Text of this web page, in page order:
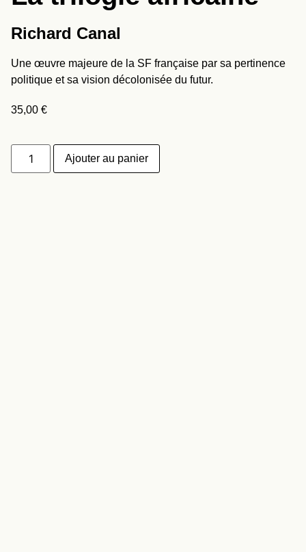
Richard Canal
Une œuvre majeure de la SF française par sa pertinence
politique et sa vision décolonisée du futur.
35,00 €
Ajouter au panier